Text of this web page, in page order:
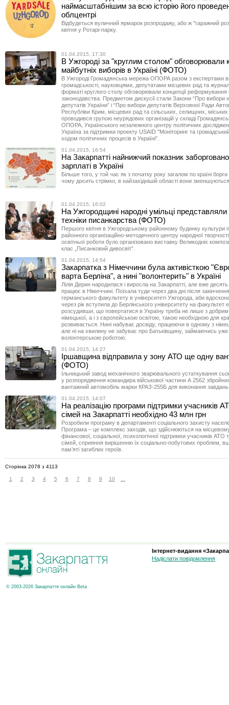
наймасштабнішим за всю історію його
облцентрі
Відбудеться вуличний ярмарок розпродажу, або ж "гаражний
квітня у Ротарі-парку.
01.04.2015, 17:30
В Ужгороді за "круглим столом" обговорювали
майбутніх виборів в Україні (ФОТО)
В Ужгороді Громадянська мережа ОПОРА разом з експертами
громадськості, науковцями, депутатами місцевих рад та
форматі круглого столу обговорювали концепції реформування
законодавства. Предметом дискусії стали Закони “Про вибори
депутатів України” і “Про вибори депутатів Верховної Ради
Республіки Крим, місцевих рад та сільських, селищних, міських
проводився групою неурядових організацій у складі
ОПОРА, Українського незалежного центру політичних
Україна за підтримки проекту USAID "Моніторинг та
ходом політичних процесів в Україні".
01.04.2015, 16:54
На Закарпатті найнижчий показник
зарплаті в Україні
Більше того, у той час як з початку року загалом по країні
чому досить стрімко, в найзахіднішій області вони
01.04.2015, 16:02
На Ужгородщині народні умільці представляли
техніки писанкарства (ФОТО)
Першого квітня в Ужгородському районному будинку культури
районного організаційно-методичного центру народної
освітньої роботи було організовано виставку Великодніх
клас „Писанковий дивосвіт”.
01.04.2015, 14:54
Закарпатка з Німеччини була активісткою
варта Берліна", а нині "волонтерить" в Україні
Лілія Дерин народилася і виросла на Закарпатті, але вже десять
працює в Німеччині. Поїхала туди через два дні після
германського факультету в університеті Ужгорода, аби
через рік вступила до Берлінського університету на факультет
розсудивши, що повертатися в Україну треба не лише з
німецької, а і з європейською освітою, такою необхідною для
розвивається. Нині набуває досвіду, працюючи в одному з
але ні на хвилину не забуває про Батьківщину, займаючись
волонтерською роботою.
01.04.2015, 14:27
Іршавщина відправила у зону АТО ще одну
(ФОТО)
Ільницький завод механічного зварювального устаткування
у розпорядження командира військової частини А 2562
вантажний автомобіль марки КРАЗ-255Б для виконання
01.04.2015, 14:07
На реалізацію програми підтримки учасників
сімей на Закарпатті необхідно 43 млн грн
Розробили програму в департаменті соціального захисту
Програма – це комплекс заходів, що здійснюються на
фінансової, соціальної, психологічної підтримки учасників АТО
сімей, сприяння вирішенню їх соціально-побутових проблем,
пам’яті загиблих героїв.
Сторінка 2078 з 4113
1 2 3 4 5 6 7 8 9 10
© 2003-2026 Закарпаття онлайн Beta
Інтернет-видання
Надіслати повідомлення